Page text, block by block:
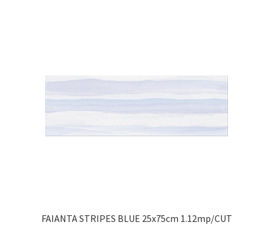
FAIANTA STRIPES BLUE 25x75cm 1.12mp/CUT